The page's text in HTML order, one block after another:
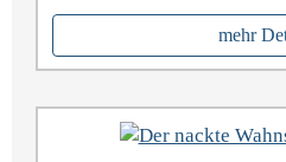
mehr